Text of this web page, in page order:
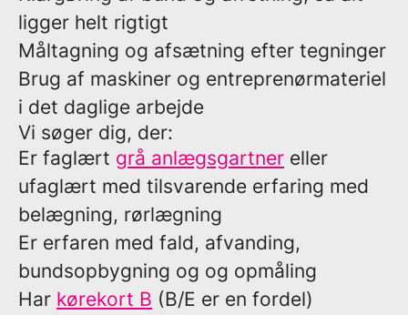
ligger helt rigtigt
Måltagning og afsætning efter tegninger
Brug af maskiner og entreprenørmateriel
i det daglige arbejde
Vi søger dig, der:
Er faglært grå anlægsgartner eller
ufaglært med tilsvarende erfaring med
belægning, rørlægning
Er erfaren med fald, afvanding,
bundsopbygning og og opmåling
Har kørekort B (B/E er en fordel)